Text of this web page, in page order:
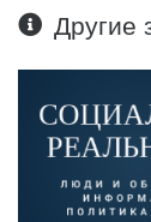
Другие